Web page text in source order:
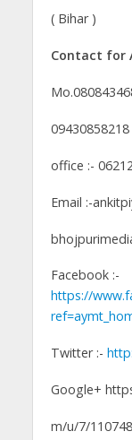
( Bihar )
Contact for
09430858218
office :-
Email :-
Facebook :-
https://
Twitter :-
Google+
m/u/7/